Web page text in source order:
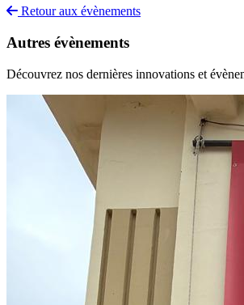
Retour aux évènements
Autres évènements
Découvrez nos dernières innovations et